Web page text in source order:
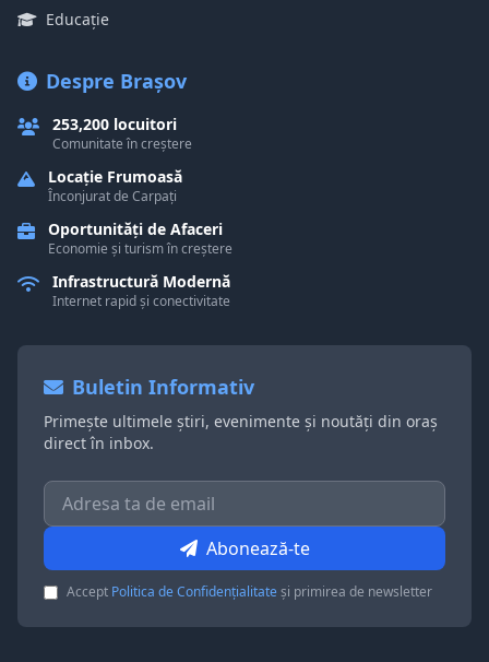
Educație
Despre Brașov
253,200 locuitori
Comunitate în creștere
Locație Frumoasă
Înconjurat de Carpați
Oportunități de Afaceri
Economie și turism în creștere
Infrastructură Modernă
Internet rapid și conectivitate
Buletin Informativ
Primește ultimele știri, evenimente și noutăți din oraș
direct în inbox.
Abonează-te
Accept Politica de Confidențialitateși primirea de newsletter